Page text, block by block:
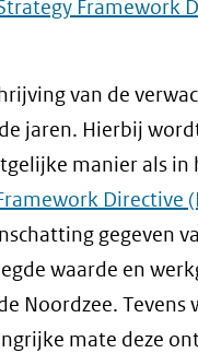
Framework
van de
jaren. Hierbij
manier als
Directive
gegeven
waarde en
Noordzee. Tevens
mate deze